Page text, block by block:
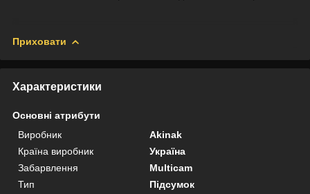
Приховати
Характеристики
Основні атрибути
Виробник
Akinak
Країна виробник
Україна
Забарвлення
Multicam
Тип
Підсумок